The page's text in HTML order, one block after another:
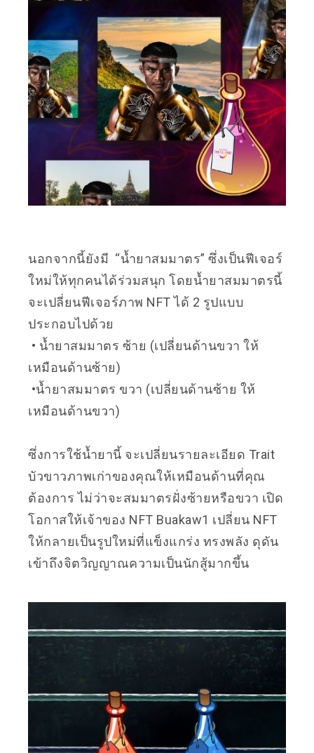
นอกจากนี้ยังมี “น้ำยาสมมาตร” ซึ่งเป็นฟีเจอร์
ใหม่ให้ทุกคนได้ร่วมสนุก โดยน้ำยาสมมาตรนี้
จะเปลี่ยนฟีเจอร์ภาพ NFT ได้ 2 รูปแบบ
ประกอบไปด้วย
• น้ำยาสมมาตร ซ้าย (เปลี่ยนด้านขวา ให้
เหมือนด้านซ้าย)
•น้ำยาสมมาตร ขวา (เปลี่ยนด้านซ้าย ให้
เหมือนด้านขวา)
ซึ่งการใช้น้ำยานี้ จะเปลี่ยนรายละเอียด Trait
บัวขาวภาพเก่าของคุณให้เหมือนด้านที่คุณ
ต้องการ ไม่ว่าจะสมมาตรฝั่งซ้ายหรือขวา เปิด
โอกาสให้เจ้าของ NFT Buakaw1 เปลี่ยน NFT
ให้กลายเป็นรูปใหม่ที่แข็งแกร่ง ทรงพลัง ดุดัน
เข้าถึงจิตวิญญาณความเป็นนักสู้มากขึ้น